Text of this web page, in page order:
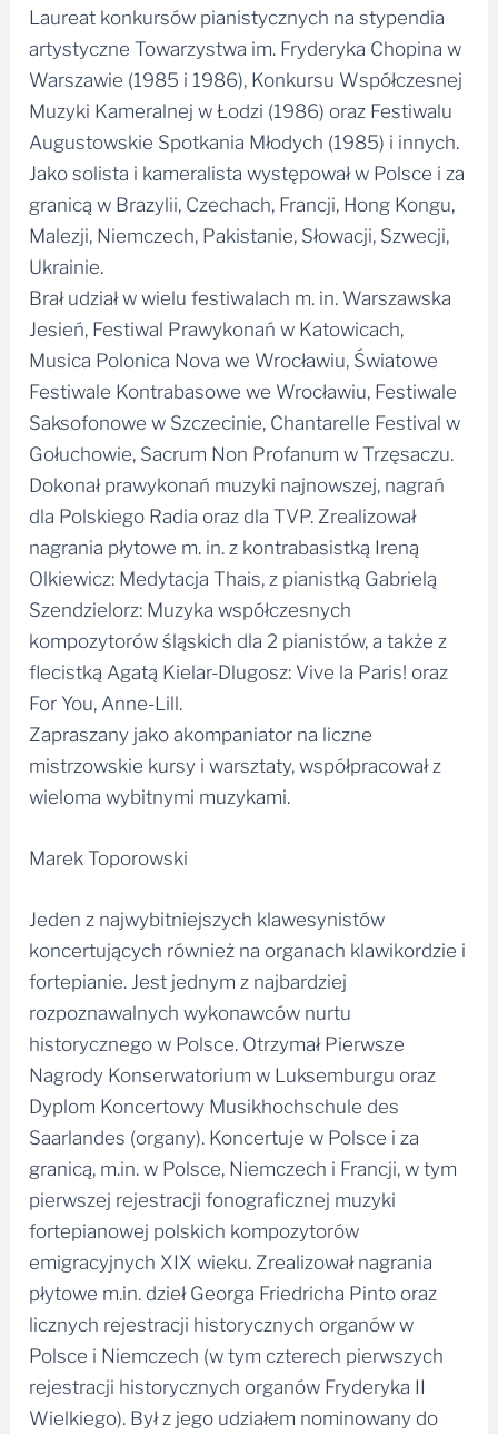
Laureat konkursów pianistycznych na stypendia
artystyczne Towarzystwa im. Fryderyka Chopina w
Warszawie (1985 i 1986), Konkursu Współczesnej
Muzyki Kameralnej w Łodzi (1986) oraz Festiwalu
Augustowskie Spotkania Młodych (1985) i innych.
Jako solista i kameralista występował w Polsce i za
granicą w Brazylii, Czechach, Francji, Hong Kongu,
Malezji, Niemczech, Pakistanie, Słowacji, Szwecji,
Ukrainie.
Brał udział w wielu festiwalach m. in. Warszawska
Jesień, Festiwal Prawykonań w Katowicach,
Musica Polonica Nova we Wrocławiu, Światowe
Festiwale Kontrabasowe we Wrocławiu, Festiwale
Saksofonowe w Szczecinie, Chantarelle Festival w
Gołuchowie, Sacrum Non Profanum w Trzęsaczu.
Dokonał prawykonań muzyki najnowszej, nagrań
dla Polskiego Radia oraz dla TVP. Zrealizował
nagrania płytowe m. in. z kontrabasistką Ireną
Olkiewicz: Medytacja Thais, z pianistką Gabrielą
Szendzielorz: Muzyka współczesnych
kompozytorów śląskich dla 2 pianistów, a także z
flecistką Agatą Kielar-Dlugosz: Vive la Paris! oraz
For You, Anne-Lill.
Zapraszany jako akompaniator na liczne
mistrzowskie kursy i warsztaty, współpracował z
wieloma wybitnymi muzykami.
Marek Toporowski
Jeden z najwybitniejszych klawesynistów
koncertujących również na organach klawikordzie i
fortepianie. Jest jednym z najbardziej
rozpoznawalnych wykonawców nurtu
historycznego w Polsce. Otrzymał Pierwsze
Nagrody Konserwatorium w Luksemburgu oraz
Dyplom Koncertowy Musikhochschule des
Saarlandes (organy). Koncertuje w Polsce i za
granicą, m.in. w Polsce, Niemczech i Francji, w tym
pierwszej rejestracji fonograficznej muzyki
fortepianowej polskich kompozytorów
emigracyjnych XIX wieku. Zrealizował nagrania
płytowe m.in. dzieł Georga Friedricha Pinto oraz
licznych rejestracji historycznych organów w
Polsce i Niemczech (w tym czterech pierwszych
rejestracji historycznych organów Fryderyka II
Wielkiego). Był z jego udziałem nominowany do